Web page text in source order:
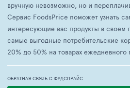
вручную невозможно, но и
Сервис FoodsPrice поможет узнать
интересующие вас продукты в своем
самые выгодные потребительские
20% до 50% на товарах ежедневного
ОБРАТНАЯ СВЯЗЬ С ФУДСПРАЙС